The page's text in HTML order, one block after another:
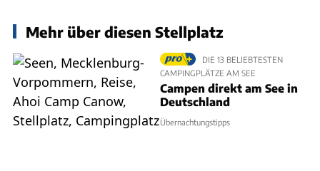
Mehr über diesen Stellplatz
DIE 13 BELIEBTESTEN
CAMPINGPLÄTZE AM SEE
Campen direkt am See in
Deutschland
Übernachtungstipps